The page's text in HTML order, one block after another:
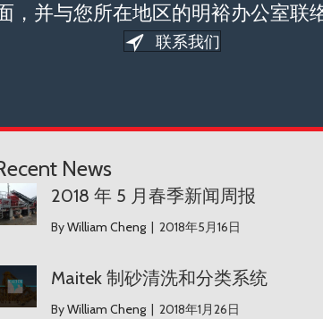
，并与您所在地区的明裕办公室联络
联系我们
News
2018 年 5 月春季新闻周报
2018 年 5 月春季新闻周报
ByWilliam Cheng | 2018年5月16日
Maitek 制砂清洗和分类系统
Maitek 制砂清洗和分类系统
ByWilliam Cheng | 2018年1月26日